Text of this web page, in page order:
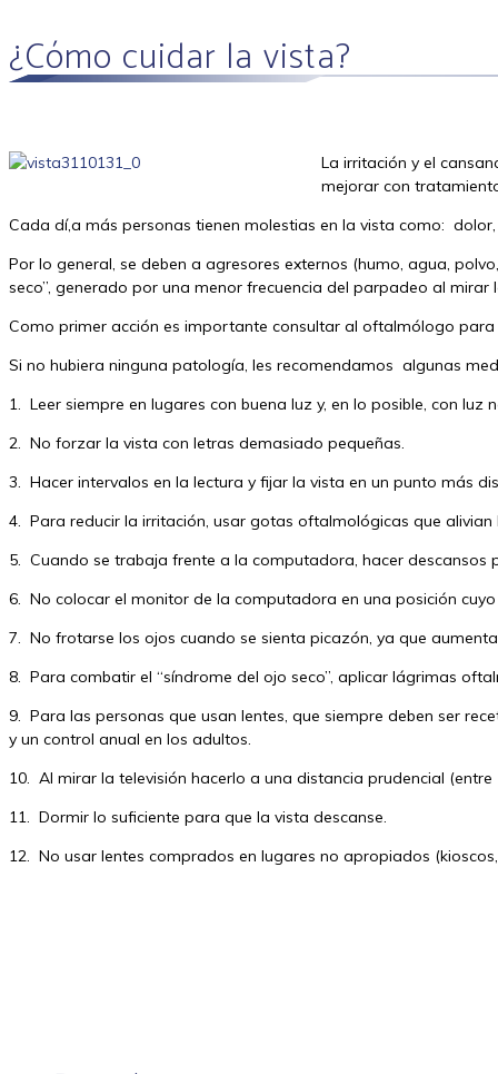
¿Cómo cuidar la vista?
La irritación y el
mejorar con
Cada dí,a más personas tienen molestias en la vista como:
Por lo general, se deben a agresores externos (humo, agua,
seco”, generado por una menor frecuencia del parpadeo al mirar
Como primer acción es importante consultar al oftalmólogo
Si no hubiera ninguna patología, les recomendamos algunas
1. Leer siempre en lugares con buena luz y, en lo posible, con luz
2. No forzar la vista con letras demasiado pequeñas.
3. Hacer intervalos en la lectura y fijar la vista en un punto más
4. Para reducir la irritación, usar gotas oftalmológicas que alivian
5. Cuando se trabaja frente a la computadora, hacer descansos
6. No colocar el monitor de la computadora en una posición
7. No frotarse los ojos cuando se sienta picazón, ya que
8. Para combatir el “síndrome del ojo seco”, aplicar lágrimas
9. Para las personas que usan lentes, que siempre deben ser
y un control anual en los adultos.
10. Al mirar la televisión hacerlo a una distancia prudencial
11. Dormir lo suficiente para que la vista descanse.
12. No usar lentes comprados en lugares no apropiados